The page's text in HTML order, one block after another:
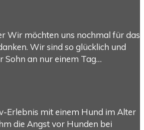
Wir möchten uns nochmal für das
Wir sind so glücklich und
Sohn an nur einem Tag…
Erlebnis mit einem Hund im Alter
die Angst vor Hunden bei